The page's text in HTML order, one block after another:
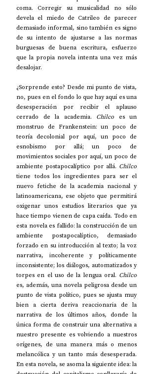
coma. Corregir su musicalidad no sólo
devela el miedo de Catrileo de parecer
demasiado informal, sino también es signo
de su intento de ajustarse a las normas
burguesas de buena escritura, esfuerzo
que la propia novela intenta una vez más
desalojar.
¿Sorprende esto? Desde mi punto de vista,
no, pues en el fondo lo que hay aquí es una
desesperación por recibir el aplauso
cerrado de la academia. Chilco es un
monstruo de Frankenstein: un poco de
teoría decolonial por aquí, un poco de
esnobismo por allá; un poco de
movimientos sociales por aquí, un poco de
ambiente postapocalíptico por allá.
tiene todos los ingredientes para ser el
nuevo fetiche de la academia nacional y
latinoamericana, ese objeto que permitirá
oxigenar unos estudios literarios que ya
hace tiempo vienen de capa caída. Todo en
esta novela es fallido: la construcción de un
ambiente postapocalíptico, demasiado
forzado en su introducción al texto; la voz
narrativa, incoherente y políticamente
inconsistente; los diálogos, automatizados y
torpes en el uso de la lengua oral. Chilco
es, además, una novela peligrosa desde un
punto de vista político, pues se ajusta muy
bien a cierta deriva reaccionaria de la
narrativa de los últimos años, donde la
única forma de construir una alternativa a
nuestro presente es volviendo a nuestros
orígenes, de una manera más o menos
melancólica y un tanto más desesperada.
En esta novela, se asoma la siguiente idea: la